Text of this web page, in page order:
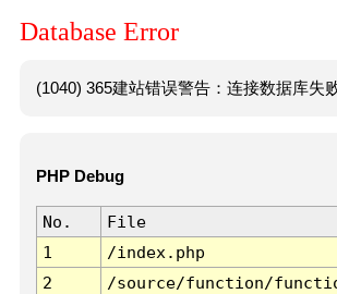
Database Error
(1040) 365建站错误警告：连接数据库失
PHP Debug
No. File
1
/index.php
2
/source/function/